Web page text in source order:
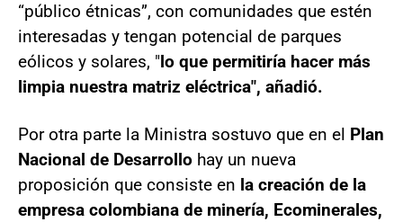
“público étnicas”, con comunidades que estén
interesadas y tengan potencial de parques
eólicos y solares, "lo que permitiría hacer más
limpia nuestra matriz eléctrica", añadió.
Por otra parte la Ministra sostuvo que en el Plan
Nacional de Desarrollo hay un nueva
proposición que consiste en la creación de la
empresa colombiana de minería, Ecominerales,